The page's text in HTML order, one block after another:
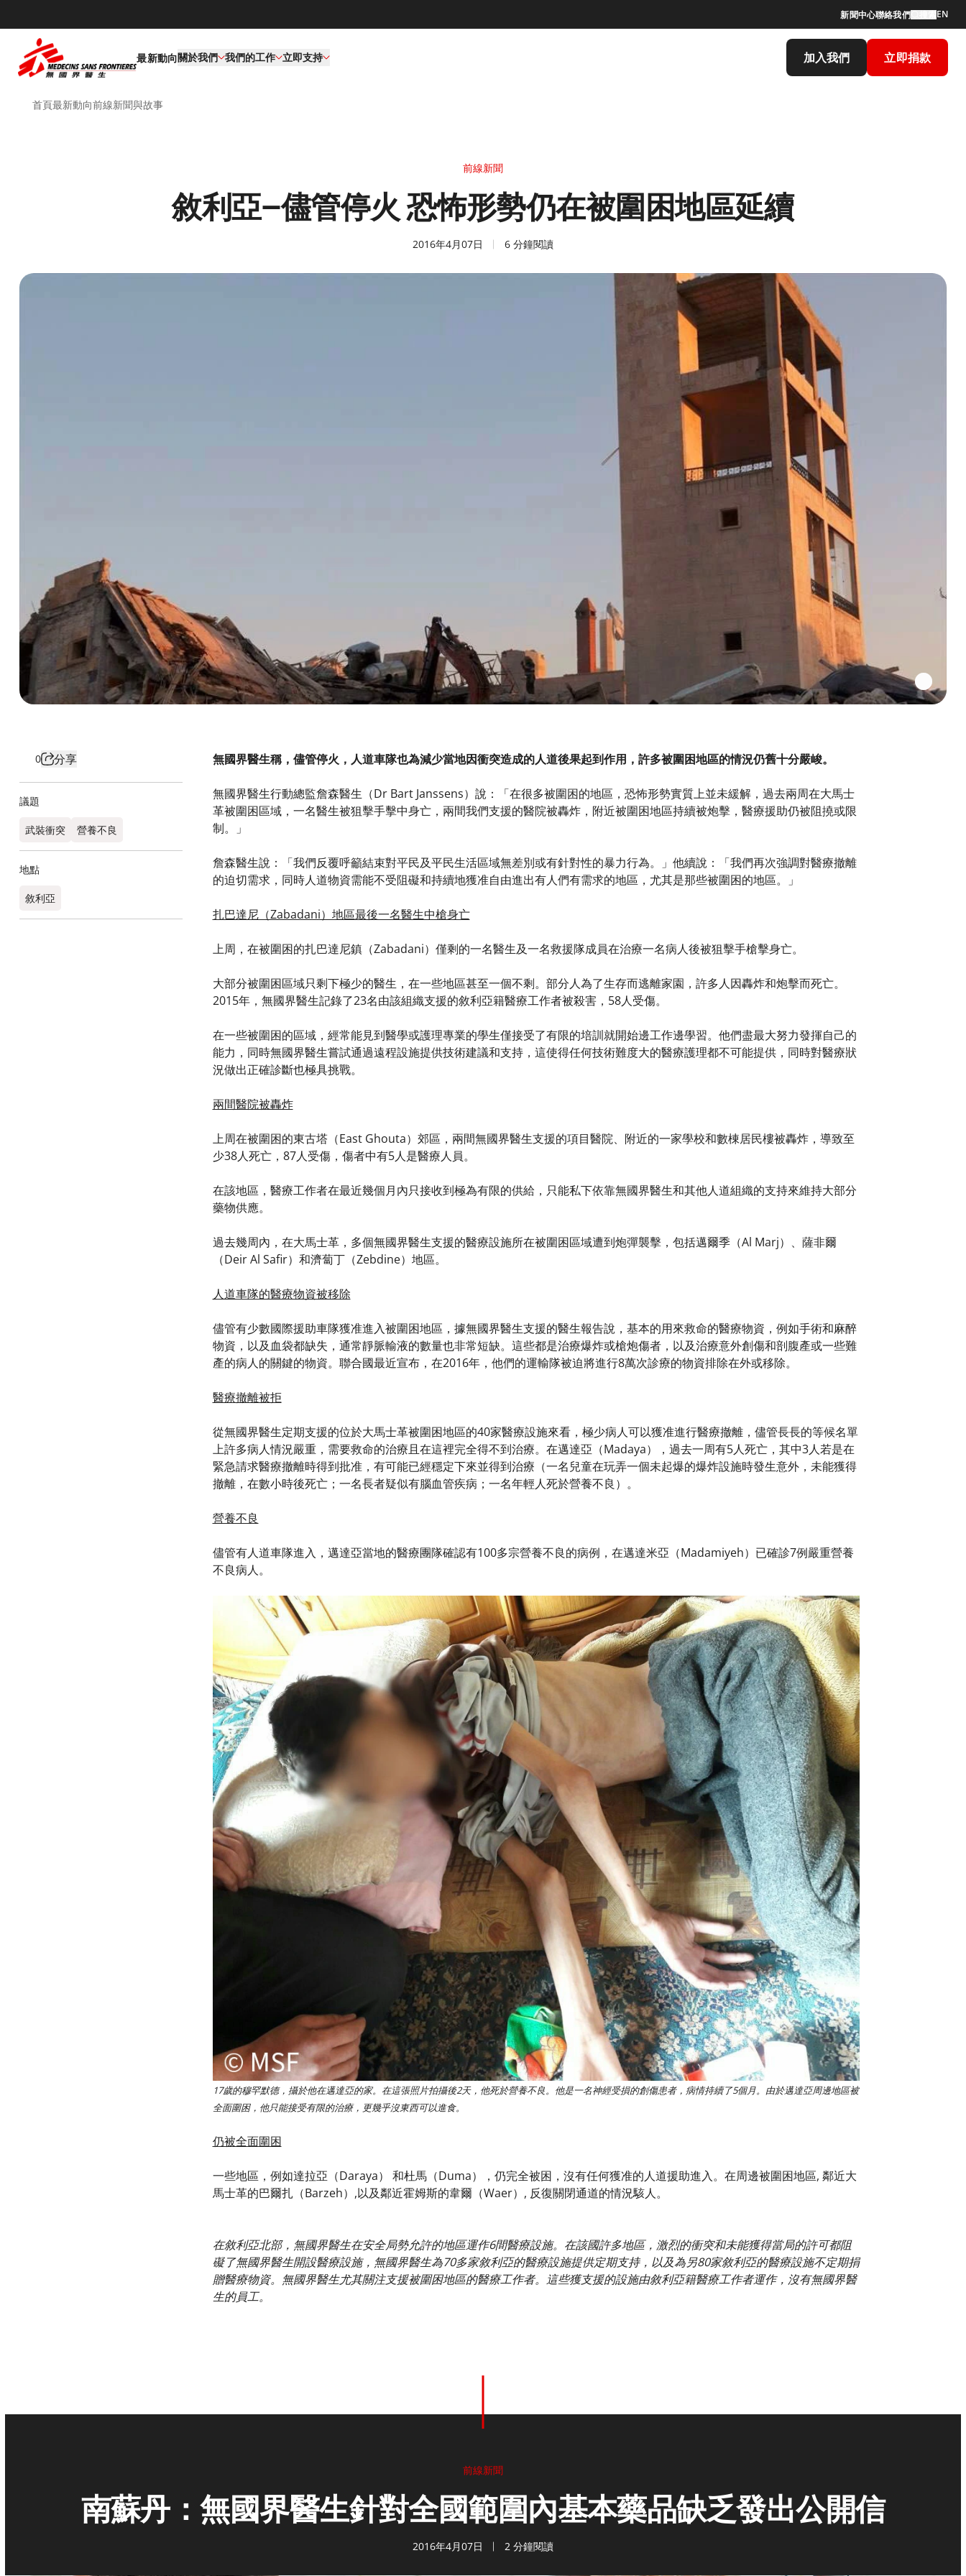
新聞中心聯絡我們 EN
最新動向關於我們 我們的工作​ 立即支持 加入我們 立即捐款
首頁最新動向前線新聞與故事
前線新聞
敘利亞—儘管停火 恐怖形勢仍在被圍困地區延續
2016年4月07日 6 分鐘閱讀
0 分享
議題
武裝衝突 營養不良
地點
敘利亞
無國界醫生稱，儘管停火，人道車隊也為減少當地因衝突造成的人道後果起到作用，許多被圍困地區的情況仍舊十分嚴峻。
無國界醫生行動總監詹森醫生（Dr Bart Janssens）說：「在很多被圍困的地區，恐怖形勢實質上並未緩解，過去兩周在大馬士
革被圍困區域，一名醫生被狙擊手擊中身亡，兩間我們支援的醫院被轟炸，附近被圍困地區持續被炮擊，醫療援助仍被阻撓或限
制。」
詹森醫生說：「我們反覆呼籲結束對平民及平民生活區域無差別或有針對性的暴力行為。」他續說：「我們再次強調對醫療撤離
的迫切需求，同時人道物資需能不受阻礙和持續地獲准自由進出有人們有需求的地區，尤其是那些被圍困的地區。」
扎巴達尼（Zabadani）地區最後一名醫生中槍身亡
上周，在被圍困的扎巴達尼鎮（Zabadani）僅剩的一名醫生及一名救援隊成員在治療一名病人後被狙擊手槍擊身亡。
大部分被圍困區域只剩下極少的醫生，在一些地區甚至一個不剩。部分人為了生存而逃離家園，許多人因轟炸和炮擊而死亡。
2015年，無國界醫生記錄了23名由該組織支援的敘利亞籍醫療工作者被殺害，58人受傷。
在一些被圍困的區域，經常能見到醫學或護理專業的學生僅接受了有限的培訓就開始邊工作邊學習。他們盡最大努力發揮自己的
能力，同時無國界醫生嘗試通過遠程設施提供技術建議和支持，這使得任何技術難度大的醫療護理都不可能提供，同時對醫療狀
況做出正確診斷也極具挑戰。
兩間醫院被轟炸
上周在被圍困的東古塔（East Ghouta）郊區，兩間無國界醫生支援的項目醫院、附近的一家學校和數棟居民樓被轟炸，導致至
少38人死亡，87人受傷，傷者中有5人是醫療人員。
在該地區，醫療工作者在最近幾個月內只接收到極為有限的供給，只能私下依靠無國界醫生和其他人道組織的支持來維持大部分
藥物供應。
過去幾周內，在大馬士革，多個無國界醫生支援的醫療設施所在被圍困區域遭到炮彈襲擊，包括邁爾季（Al Marj）、薩非爾
（Deir Al Safir）和濟蔔丁（Zebdine）地區。
人道車隊的醫療物資被移除
儘管有少數國際援助車隊獲准進入被圍困地區，據無國界醫生支援的醫生報告說，基本的用來救命的醫療物資，例如手術和麻醉
物資，以及血袋都缺失，通常靜脈輸液的數量也非常短缺。這些都是治療爆炸或槍炮傷者，以及治療意外創傷和剖腹產或一些難
產的病人的關鍵的物資。聯合國最近宣布，在2016年，他們的運輸隊被迫將進行8萬次診療的物資排除在外或移除。
醫療撤離被拒
從無國界醫生定期支援的位於大馬士革被圍困地區的40家醫療設施來看，極少病人可以獲准進行醫療撤離，儘管長長的等候名單
上許多病人情況嚴重，需要救命的治療且在這裡完全得不到治療。在邁達亞（Madaya），過去一周有5人死亡，其中3人若是在
緊急請求醫療撤離時得到批准，有可能已經穩定下來並得到治療（一名兒童在玩弄一個未起爆的爆炸設施時發生意外，未能獲得
撤離，在數小時後死亡；一名長者疑似有腦血管疾病；一名年輕人死於營養不良）。
營養不良
儘管有人道車隊進入，邁達亞當地的醫療團隊確認有100多宗營養不良的病例，在邁達米亞（Madamiyeh）已確診7例嚴重營養
不良病人。
17歲的穆罕默德，攝於他在邁達亞的家。在這張照片拍攝後2天，他死於營養不良。他是一名神經受損的創傷患者，病情持續了5個月。由於邁達亞周邊地區被
全面圍困，他只能接受有限的治療，更幾乎沒東西可以進食。
仍被全面圍困
一些地區，例如達拉亞（Daraya） 和杜馬（Duma），仍完全被困，沒有任何獲准的人道援助進入。在周邊被圍困地區, 鄰近大
馬士革的巴爾扎（Barzeh）,以及鄰近霍姆斯的韋爾（Waer）, 反復關閉通道的情況駭人。
在敘利亞北部，無國界醫生在安全局勢允許的地區運作6間醫療設施。在該國許多地區，激烈的衝突和未能獲得當局的許可都阻
礙了無國界醫生開設醫療設施，無國界醫生為70多家敘利亞的醫療設施提供定期支持，以及為另80家敘利亞的醫療設施不定期捐
贈醫療物資。無國界醫生尤其關注支援被圍困地區的醫療工作者。這些獲支援的設施由敘利亞籍醫療工作者運作，沒有無國界醫
生的員工。
前線新聞
南蘇丹：無國界醫生針對全國範圍內基本藥品缺乏發出公開信
2016年4月07日 2 分鐘閱讀